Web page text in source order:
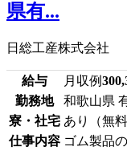
県有...
日総工産株式会社
給与 月収例
勤務地
和歌山県
寮・社宅 あり（無料
仕事内容 ゴム製品